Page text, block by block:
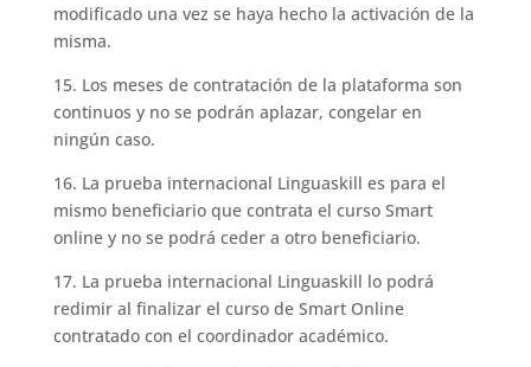
modificado una vez se haya hecho la activación de la
misma.
15. Los meses de contratación de la plataforma son
continuos y no se podrán aplazar, congelar en
ningún caso.
16. La prueba internacional Linguaskill es para el
mismo beneficiario que contrata el curso Smart
online y no se podrá ceder a otro beneficiario.
17. La prueba internacional Linguaskill lo podrá
redimir al finalizar el curso de Smart Online
contratado con el coordinador académico.